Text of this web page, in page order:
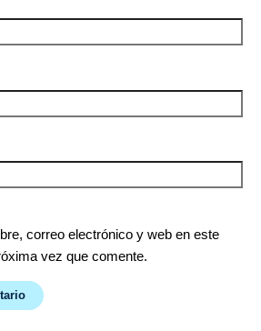
correo electrónico y web en este
vez que comente.